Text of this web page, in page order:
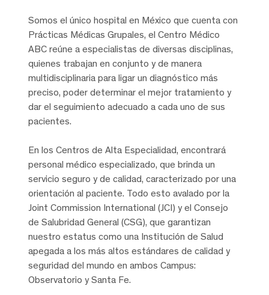
Somos el único hospital en México que cuenta con
Prácticas Médicas Grupales, el Centro Médico
ABC reúne a especialistas de diversas disciplinas,
quienes trabajan en conjunto y de manera
multidisciplinaria para ligar un diagnóstico más
preciso, poder determinar el mejor tratamiento y
dar el seguimiento adecuado a cada uno de sus
pacientes.
En los Centros de Alta Especialidad, encontrará
personal médico especializado, que brinda un
servicio seguro y de calidad, caracterizado por una
orientación al paciente. Todo esto avalado por la
Joint Commission International (JCI) y el Consejo
de Salubridad General (CSG), que garantizan
nuestro estatus como una Institución de Salud
apegada a los más altos estándares de calidad y
seguridad del mundo en ambos Campus:
Observatorio y Santa Fe.